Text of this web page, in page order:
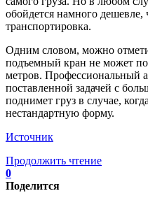
обойдется намного дешевле,
транспортировка.
Одним словом, можно
подъемный кран не может
метров. Профессиональный
поставленной задачей с
поднимет груз в случае,
нестандартную форму.
Источник
Продолжить чтение
0
Поделится